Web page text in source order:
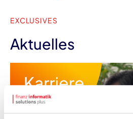
EXCLUSIVES
Aktuelles